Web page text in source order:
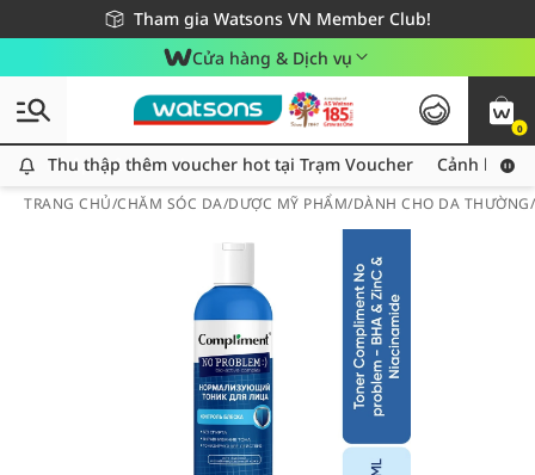
Tham gia Watsons VN Member Club!
Miễn phí giao hàng cho đơn hàng từ 249,000Đ
Giao hàng nhanh 24h - Áp dụng khu vực TP. Hồ Chí Minh
Cửa hàng & Dịch vụ
0
Thu thập thêm voucher hot tại Trạm Voucher
Thu thập thêm voucher hot tại Trạm Voucher Cảnh báo
TRANG CHỦ/CHĂM SÓC DA/DƯỢC MỸ PHẨM/DÀNH CHO DA